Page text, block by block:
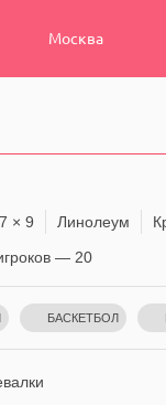
Москва
× 9 Линолеум
— 20
БАСКЕТБОЛ